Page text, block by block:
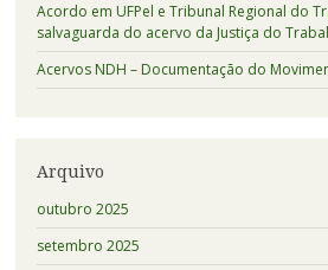
Acordo em UFPel e Tribunal Regional do
salvaguarda do acervo da Justiça do
Acervos NDH – Documentação do
Arquivo
outubro 2025
setembro 2025